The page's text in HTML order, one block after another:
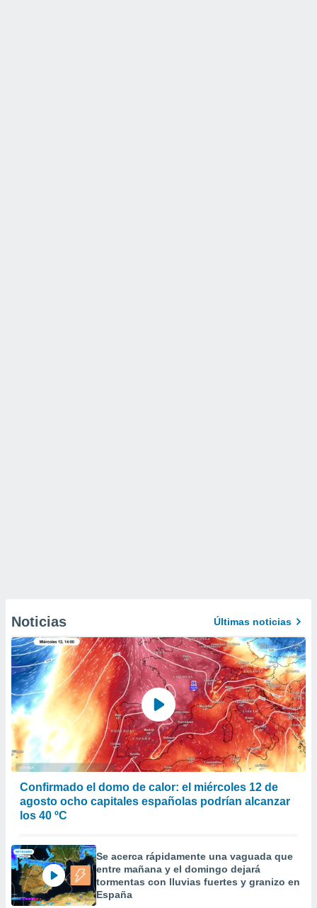
Noticias Últimas noticias
Confirmado el domo de calor: el miércoles 12 de
agosto ocho capitales españolas podrían alcanzar
los 40 ºC
Se acerca rápidamente una vaguada que
entre mañana y el domingo dejará
tormentas con lluvias fuertes y granizo en
España